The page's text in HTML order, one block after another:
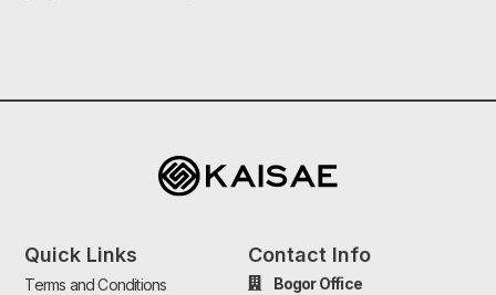
Quick Links
Terms and Conditions
Contact Info
Bogor Office